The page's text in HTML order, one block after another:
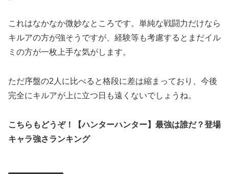
これはなかなか微妙なところです。単純な戦闘力だけなら
キルアの方が強そうですが、経験等も考慮するとまだイル
ミの方が一枚上手な気がします。
ただ序盤の2人に比べると格段に差は縮まっており、今後
完全にキルアが上に立つ日も遠くないでしょうね。
こちらもどうぞ！【ハンターハンター】最強は誰だ？登場
キャラ強さランキング